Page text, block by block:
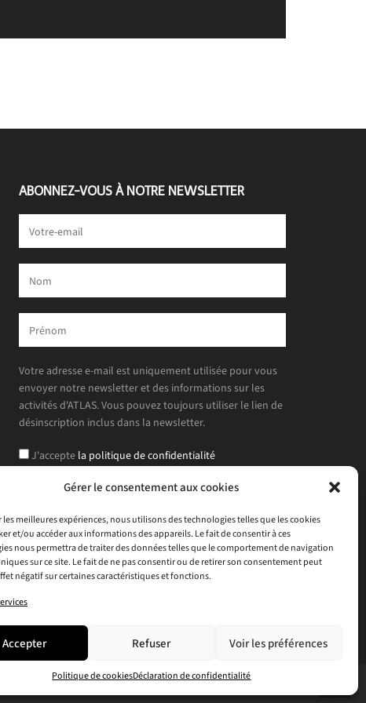
Gérer le consentement aux cookies
meilleures expériences, nous utilisons des technologies telles que les cookies
et/ou accéder aux informations des appareils. Le fait de consentir à ces
nous permettra de traiter des données telles que le comportement de navigation
sur ce site. Le fait de ne pas consentir ou de retirer son consentement peut
négatif sur certaines caractéristiques et fonctions.
Accepter Refuser Voir les préférences
Politique de cookiesDéclaration de confidentialité
ABONNEZ-VOUS À NOTRE NEWSLETTER
Votre adresse e-mail est uniquement utilisée pour vous
envoyer notre newsletter et des informations sur les
activités d'ATLAS. Vous pouvez toujours utiliser le lien de
désinscription inclus dans la newsletter.
J'acceptela politique de confidentialité